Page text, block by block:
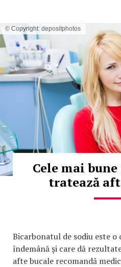
© Copyright: depositphotos
Cele mai
tratează
Bicarbonatul de sodiu este o
îndemână şi care dă
afte bucale recomandă